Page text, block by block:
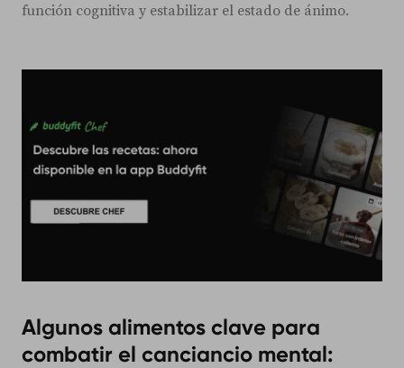
función cognitiva y estabilizar el estado de ánimo.
Algunos alimentos clave para
combatir el canciancio mental: